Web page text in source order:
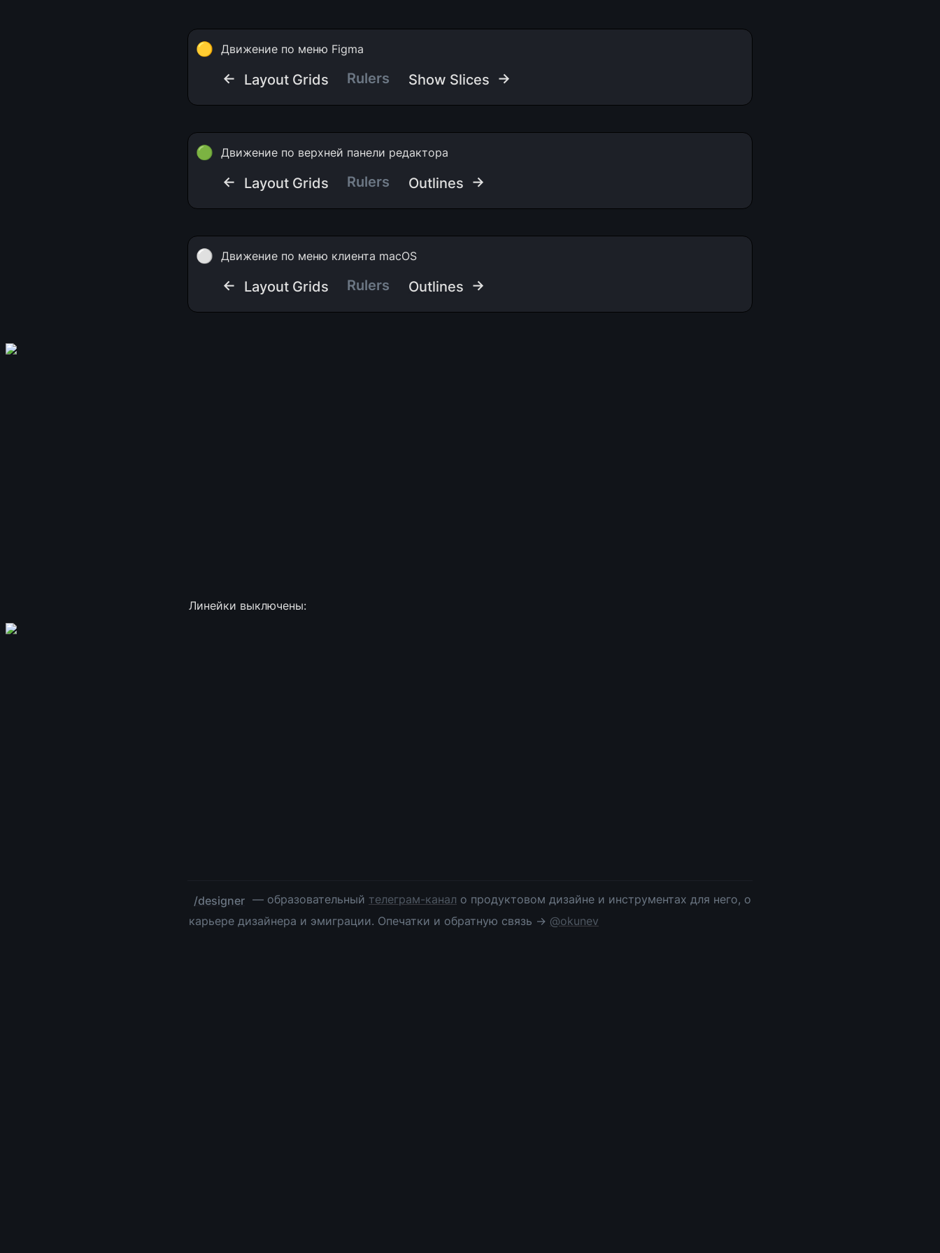
🟡 Движение по меню Figma
← Layout Grids Rulers Show Slices →
🟢 Движение по верхней панели редактора
← Layout Grids Rulers Outlines →
⚪ Движение по меню клиента macOS
← Layout Grids Rulers Outlines →
Линейки выключены:
/designer — образовательный телеграм-канал о продуктовом дизайне и инструментах для него, о
карьере дизайнера и эмиграции. Опечатки и обратную связь → @okunev